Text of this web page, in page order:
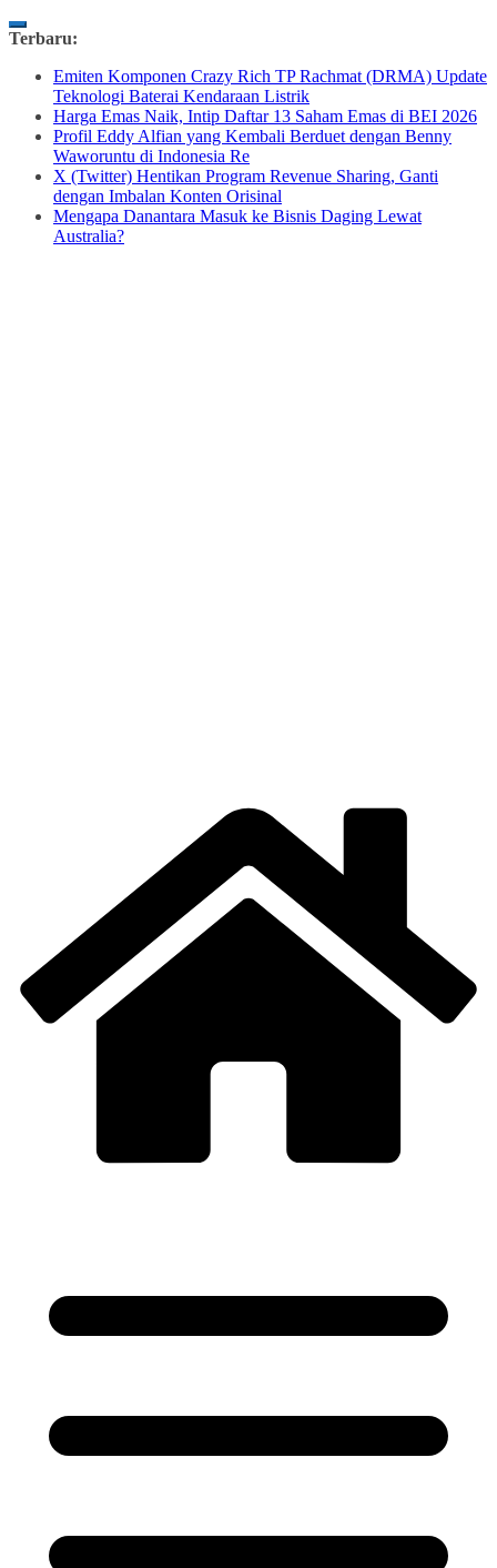
Skip
content
Terbaru:
Emiten Komponen Crazy Rich TP Rachmat (DRMA) Update
Teknologi Baterai Kendaraan Listrik
Harga Emas Naik, Intip Daftar 13 Saham Emas di BEI 2026
Profil Eddy Alfian yang Kembali Berduet dengan Benny
Waworuntu di Indonesia Re
X (Twitter) Hentikan Program Revenue Sharing, Ganti
dengan Imbalan Konten Orisinal
Mengapa Danantara Masuk ke Bisnis Daging Lewat
Australia?